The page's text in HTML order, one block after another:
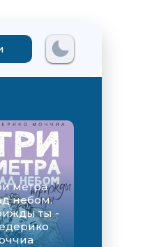
метра
небом.
ты -